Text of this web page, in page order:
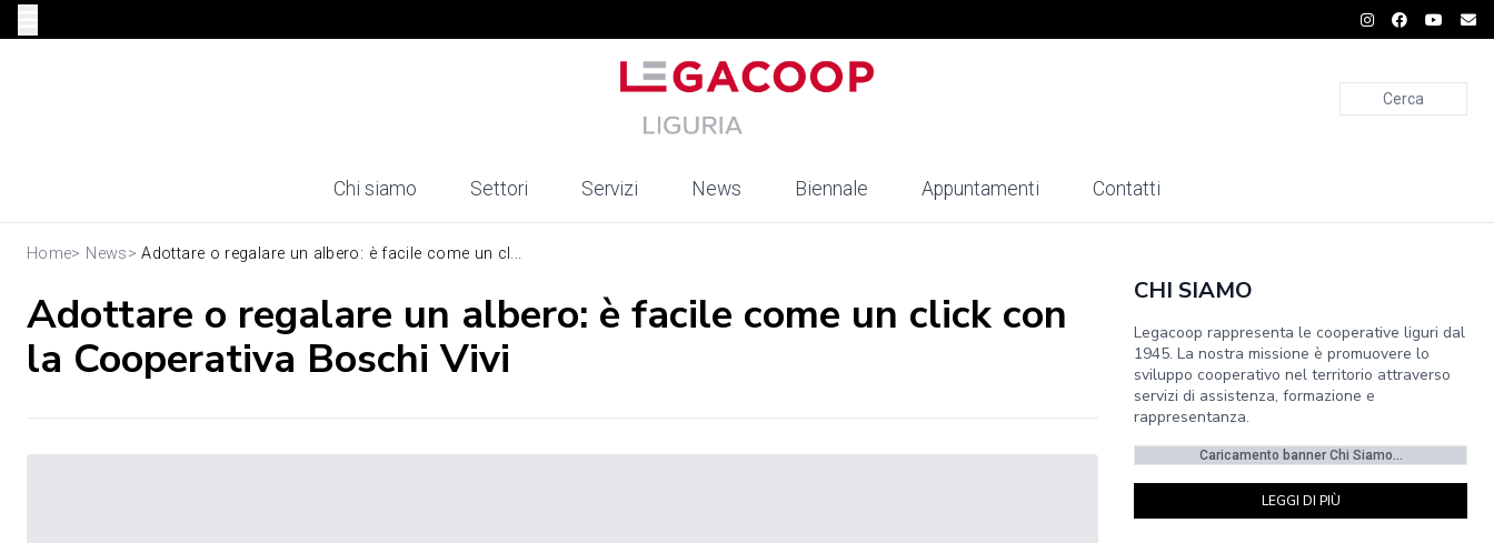
Cerca
Chi siamo Settori Servizi News Biennale Appuntamenti Contatti
Home> News> Adottare o regalare un albero: è facile come un cl...
Adottare o regalare un albero: è facile come un click con
la Cooperativa Boschi Vivi
CHI SIAMO
Legacoop rappresenta le cooperative liguri dal
1945. La nostra missione è promuovere lo
sviluppo cooperativo nel territorio attraverso
servizi di assistenza, formazione e
rappresentanza.
Caricamento banner Chi Siamo...
LEGGI DI PIÙ